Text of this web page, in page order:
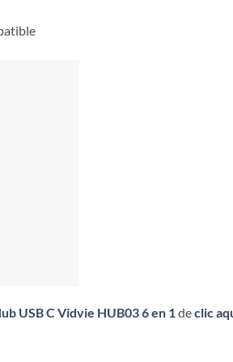
USB C Vidvie HUB03 6 en 1declic